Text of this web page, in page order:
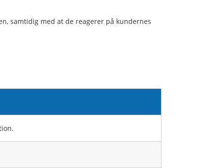
samtidig med at de reagerer på kundernes